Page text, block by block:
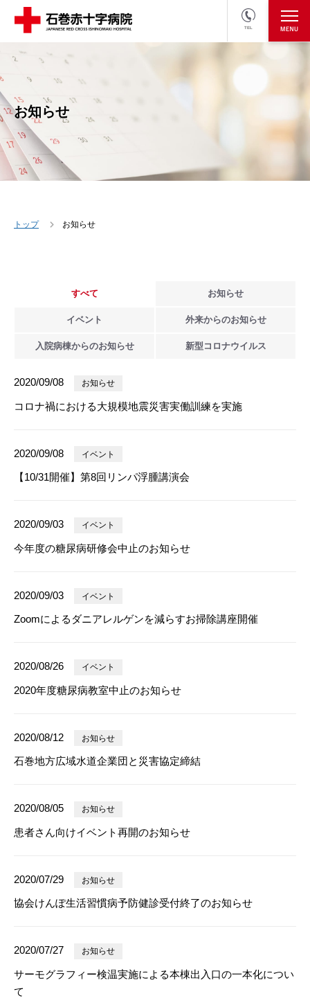
TEL
医療関係者の方
お知らせ
トップ お知らせ
すべて お知らせ
イベント 外来からのお知らせ
入院病棟からのお知らせ 新型 コロナウイルス
2020/09/08 お知らせ
コロナ禍における大規模地震災害実働訓練を実施
2020/09/08 イベント
【10/31開催】第8回リンパ浮腫講演会
2020/09/03 イベント
今年度の糖尿病研修会中止のお知らせ
2020/09/03 イベント
Zoomによるダニアレルゲンを減らすお掃除講座開催
2020/08/26 イベント
2020年度糖尿病教室中止のお知らせ
2020/08/12 お知らせ
石巻地方広域水道企業団と災害協定締結
2020/08/05 お知らせ
患者さん向けイベント再開のお知らせ
2020/07/29 お知らせ
協会けんぽ生活習慣病予防健診受付終了のお知らせ
2020/07/27 お知らせ
サーモグラフィー検温実施による本棟出入口の一本化につい
て